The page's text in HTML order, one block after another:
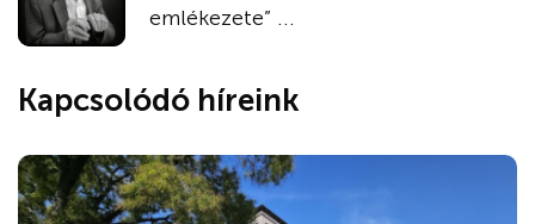
emlékezete” ...
Kapcsolódó híreink